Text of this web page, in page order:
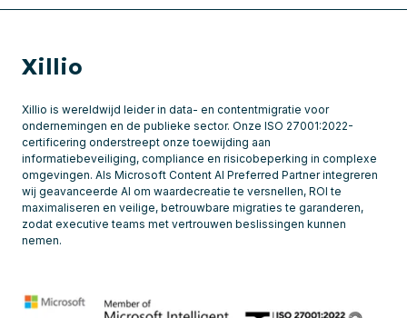
Xillio
Xillio is wereldwijd leider in data- en contentmigratie voor
ondernemingen en de publieke sector. Onze ISO 27001:2022-
certificering onderstreept onze toewijding aan
informatiebeveiliging, compliance en risicobeperking in complexe
omgevingen. Als Microsoft Content AI Preferred Partner integreren
wij geavanceerde AI om waardecreatie te versnellen, ROI te
maximaliseren en veilige, betrouwbare migraties te garanderen,
zodat executive teams met vertrouwen beslissingen kunnen
nemen.